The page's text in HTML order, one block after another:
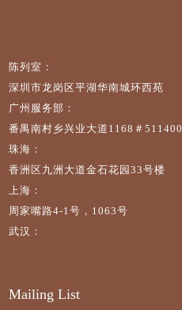
陈列室：
深圳市龙岗区平湖华南城环西苑
广州服务部：
番禺南村乡兴业大道1168＃511400
珠海：
香洲区九洲大道金石花园33号楼
上海：
周家嘴路4-1号，1063号
武汉：
Mailing List